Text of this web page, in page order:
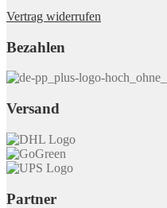
Vertrag widerrufen
Bezahlen
Versand
Partner